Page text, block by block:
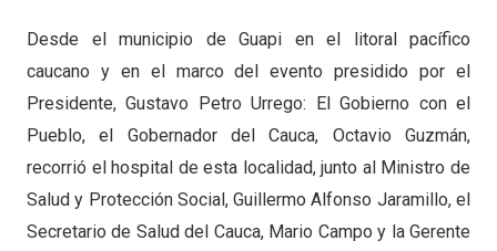
Desde el municipio de Guapi en el litoral pacífico
caucano y en el marco del evento presidido por el
Presidente, Gustavo Petro Urrego: El Gobierno con el
Pueblo, el Gobernador del Cauca, Octavio Guzmán,
recorrió el hospital de esta localidad, junto al Ministro de
Salud y Protección Social, Guillermo Alfonso Jaramillo, el
Secretario de Salud del Cauca, Mario Campo y la Gerente